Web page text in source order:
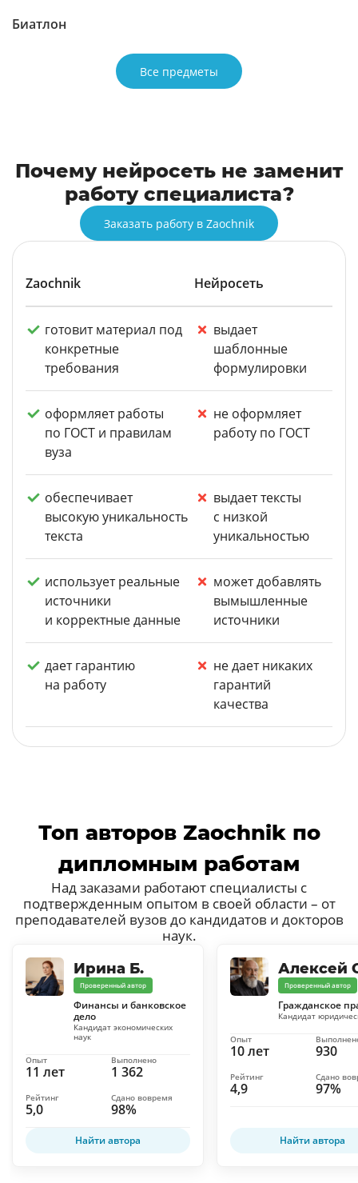
Биатлон
Все предметы
Почему нейросеть не заменит
работу специалиста?
Заказать работу в Zaochnik
Zaochnik Нейросеть
готовит материал под
конкретные
требования
выдает
шаблонные
формулировки
оформляет работы
по ГОСТ и правилам
вуза
не оформляет
работу по ГОСТ
обеспечивает
высокую уникальность
текста
выдает тексты
с низкой
уникальностью
использует реальные
источники
и корректные данные
может добавлять
вымышленные
источники
дает гарантию
на работу
не дает никаких
гарантий
качества
Топ авторов Zaochnik по
дипломным работам
Над заказами работают специалисты с
подтвержденным опытом в своей области – от
преподавателей вузов до кандидатов и докторов
наук.
Ирина Б.
Проверенный автор
Финансы и банковское
дело
Кандидат экономических
наук
11 лет
Опыт
1 362
Выполнено
5,0
Рейтинг
98%
Сдано вовремя
Найти автора
Алексей
Проверенный автор
Гражданское
Кандидат
10 лет
Опыт
930
4,9
Рейтинг
97%
Сдано
Найти автора